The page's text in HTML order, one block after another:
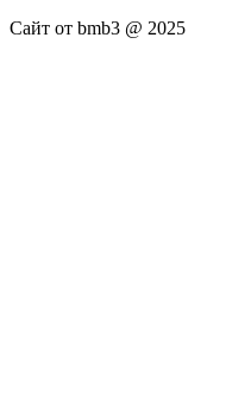
Сайт от bmb3 @ 2025